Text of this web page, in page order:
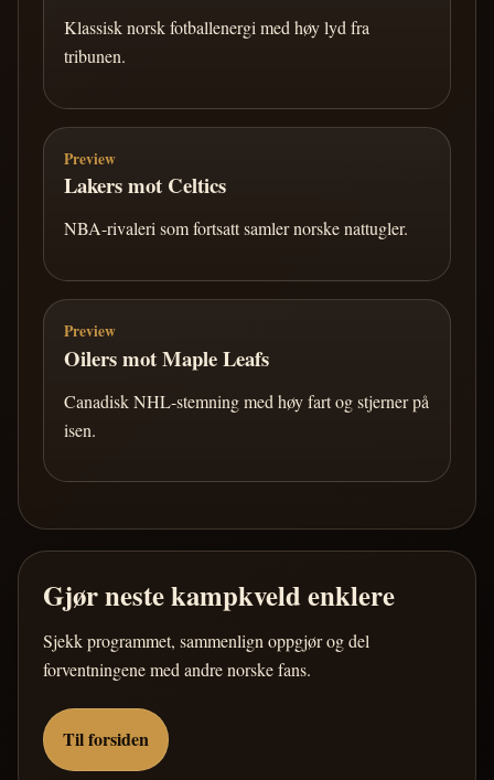
Klassisk norsk fotballenergi med høy lyd fra
tribunen.
Preview
Lakers mot Celtics
NBA-rivaleri som fortsatt samler norske nattugler.
Preview
Oilers mot Maple Leafs
Canadisk NHL-stemning med høy fart og stjerner på
isen.
Gjør neste kampkveld enklere
Sjekk programmet, sammenlign oppgjør og del
forventningene med andre norske fans.
Til forsiden